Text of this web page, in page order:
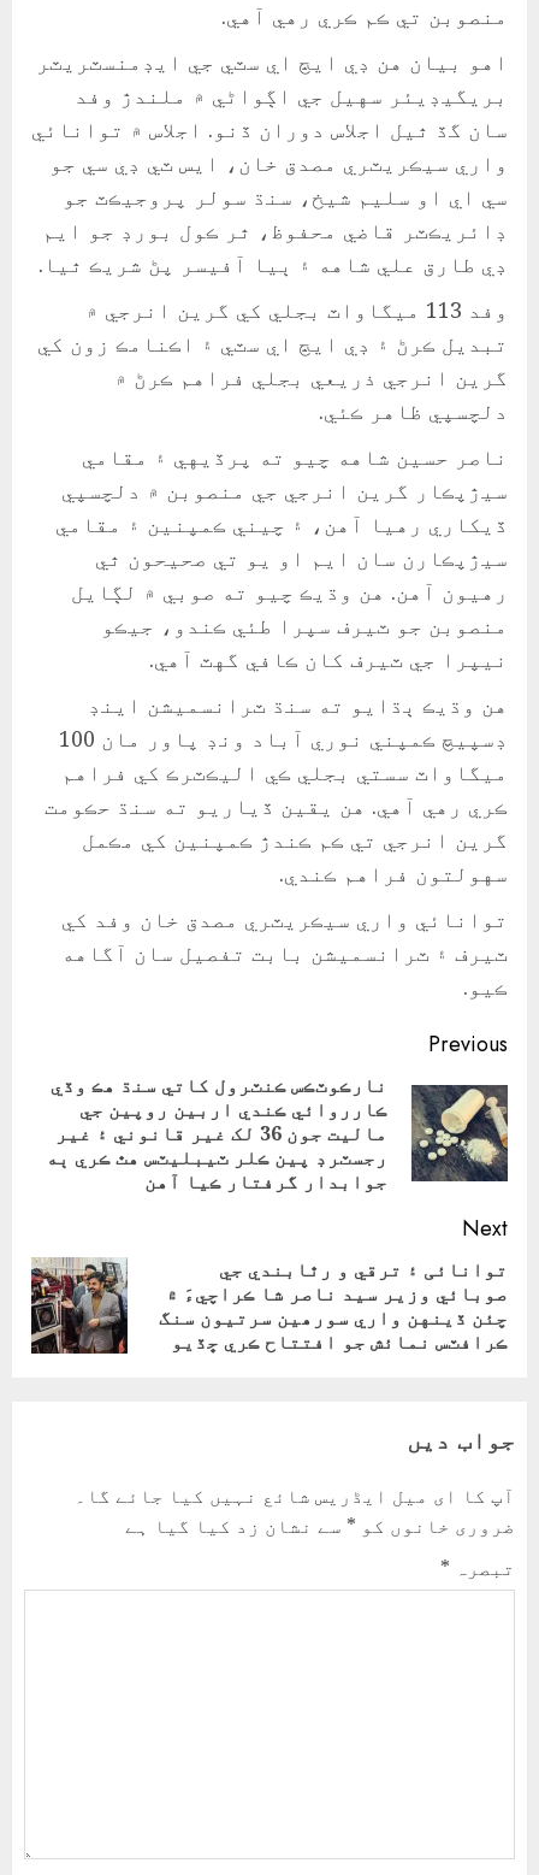
منصوبن تي ڪم ڪري رهي آهي.
اهو بيان هن ڊي ايڇ اي سٽي جي ايڊمنسٽريٽر
بريگيڊيئر سهيل جي اڳواڻي ۾ ملندڙ وفد
سان گڏ ٿيل اجلاس دوران ڏنو. اجلاس ۾ توانائي
واري سيڪريٽري مصدق خان، ايس ٽي ڊي سي جو
سي اي او سليم شيخ، سنڌ سولر پروجيڪٽ جو
ڊائريڪٽر قاضي محفوظ، ٿر ڪول بورڊ جو ايم
ڊي طارق علي شاهه ۽ ٻيا آفيسر پڻ شريڪ ٿيا.
وفد 113 ميگاواٽ بجلي کي گرين انرجي ۾
تبديل ڪرڻ ۽ ڊي ايڇ اي سٽي ۽ اڪنامڪ زون کي
گرين انرجي ذريعي بجلي فراهم ڪرڻ ۾
دلچسپي ظاهر ڪئي.
ناصر حسين شاهه چيو ته پرڏيهي ۽ مقامي
سيڙپڪار گرين انرجي جي منصوبن ۾ دلچسپي
ڏيکاري رهيا آهن، ۽ چيني ڪمپنين ۽ مقامي
سيڙپڪارن سان ايم او يو تي صحيحون ٿي
رهيون آهن. هن وڌيڪ چيو ته صوبي ۾ لڳايل
منصوبن جو ٽيرف سپرا طئي ڪندو، جيڪو
نيپرا جي ٽيرف کان ڪافي گهٽ آهي.
هن وڌيڪ ٻڌايو ته سنڌ ٽرانسميشن اينڊ
ڊسپيچ ڪمپني نوري آباد ونڊ پاور مان 100
ميگاواٽ سستي بجلي ڪي اليڪٽرڪ کي فراهم
ڪري رهي آهي. هن يقين ڏياريو ته سنڌ حڪومت
گرين انرجي تي ڪم ڪندڙ ڪمپنين کي مڪمل
سهولتون فراهم ڪندي.
توانائي واري سيڪريٽري مصدق خان وفد کي
ٽيرف ۽ ٽرانسميشن بابت تفصيل سان آگاهه
ڪيو.
Continue
Reading
Previous
نارڪوٽڪس ڪنٽرول کاتي سنڌ هڪ وڏي
ڪارروائي ڪندي اربين روپين جي
ماليت جون 36 لک غير قانوني ۽ غير
رجسٽرڊ پين ڪلر ٽيبليٽس هٿ ڪري ٻه
جوابدار گرفتار ڪيا آهن
Next
Next
post:
توانائی ۽ ترقي و رٿابندي جي
صوبائي وزير سيد ناصر شا ڪراچيءَ ۾
چئن ڏينهن واري سورھين سرتيون سنگ
ڪرافٽس نمائش جو افتتاح ڪري ڇڏيو
جواب دیں
آپ کا ای میل ایڈریس شائع نہیں کیا جائے گا۔
ضروری خانوں کو * سے نشان زد کیا گیا ہے
تبصرہ *